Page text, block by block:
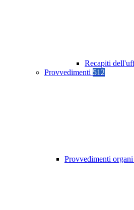
Recapiti
Provvedimenti 512
Provvedimenti